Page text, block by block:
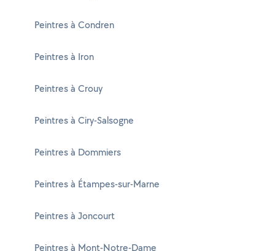
Peintres à Condren
Peintres à Iron
Peintres à Crouy
Peintres à Ciry-Salsogne
Peintres à Dommiers
Peintres à Étampes-sur-Marne
Peintres à Joncourt
Peintres à Mont-Notre-Dame